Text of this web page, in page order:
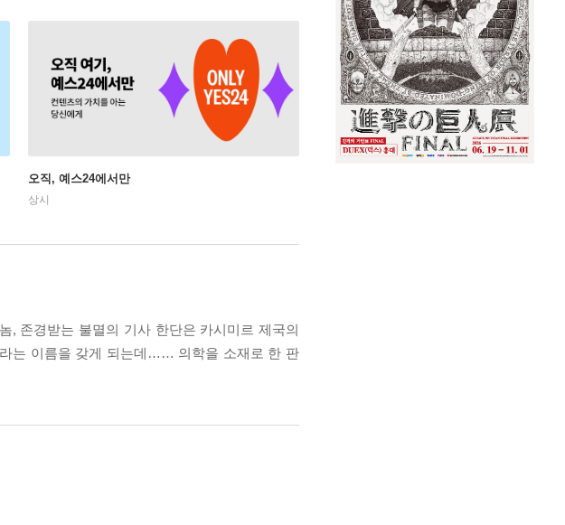
오직, 예스24에서만
상시
, 존경받는 불멸의 기사 한단은 카시미르 제국의
는 이름을 갖게 되는데…… 의학을 소재로 한 판